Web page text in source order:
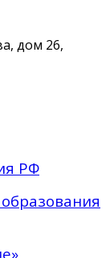
дом 26,
РФ